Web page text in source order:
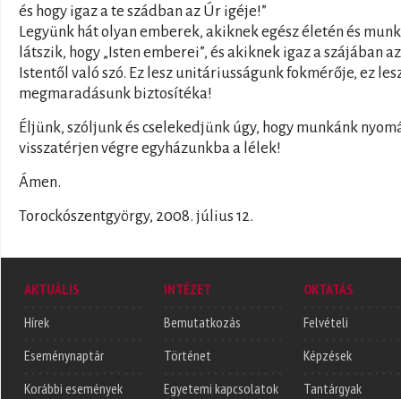
és hogy igaz a te szádban az Úr igéje!”
Legyünk hát olyan emberek, akiknek egész életén és
látszik, hogy „Isten emberei”, és akiknek igaz a szájában az
Istentől való szó. Ez lesz unitáriusságunk fokmérője, ez
megmaradásunk biztosítéka!
Éljünk, szóljunk és cselekedjünk úgy, hogy munkánk
visszatérjen végre egyházunkba a lélek!
Ámen.
Torockószentgyörgy, 2008. július 12.
AKTUÁLIS
Hírek
Eseménynaptár
Korábbi események
INTÉZET
Bemutatkozás
Történet
Egyetemi kapcsolatok
OKTATÁS
Felvételi
Képzések
Tantárgyak